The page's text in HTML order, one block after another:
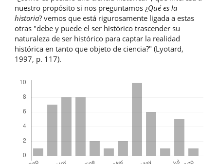
nuestro propósito si nos preguntamos ¿Qué es la
historia? vemos que está rigurosamente ligada a estas
otras "debe y puede el ser histórico trascender su
naturaleza de ser histórico para captar la realidad
histórica en tanto que objeto de ciencia?" (Lyotard,
1997, p. 117).